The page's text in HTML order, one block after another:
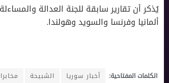
يُذكر أن تقارير سابقة للجنة العدالة
ألمانيا وفرنسا والسويد وهولندا.
الكلمات المفتاحية: أخبار سوريا الشبيحة